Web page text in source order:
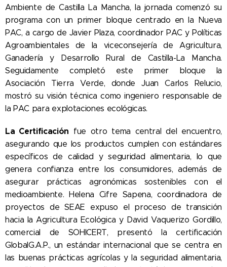
Ambiente de Castilla La Mancha, la jornada comenzó su
programa con un primer bloque centrado en la Nueva
PAC, a cargo de Javier Plaza, coordinador PAC y Políticas
Agroambientales de la viceconsejería de Agricultura,
Ganadería y Desarrollo Rural de Castilla-La Mancha.
Seguidamente completó este primer bloque la
Asociación Tierra Verde, donde Juan Carlos Relucio,
mostró su visión técnica como ingeniero responsable de
la PAC para explotaciones ecológicas.
La Certificación fue otro tema central del encuentro,
asegurando que los productos cumplen con estándares
específicos de calidad y seguridad alimentaria, lo que
genera confianza entre los consumidores, además de
asegurar prácticas agronómicas sostenibles con el
medioambiente. Helena Cifre Sapena, coordinadora de
proyectos de SEAE expuso el proceso de transición
hacia la Agricultura Ecológica y David Vaquerizo Gordillo,
comercial de SOHICERT, presentó la certificación
GlobalG.A.P., un estándar internacional que se centra en
las buenas prácticas agrícolas y la seguridad alimentaria,